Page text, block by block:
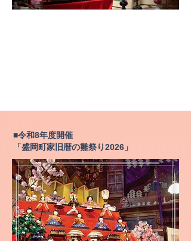
■令和8年度開催
「盛岡町家旧暦の雛祭り2026」